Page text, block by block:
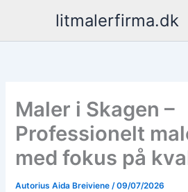
turinio
litmalerfirma.dk
Maler i Skagen –
Professionelt
med fokus på
Autorius Aida Breiviene/09/07/2026